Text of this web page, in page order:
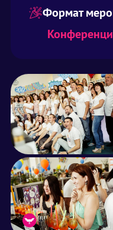
Формат